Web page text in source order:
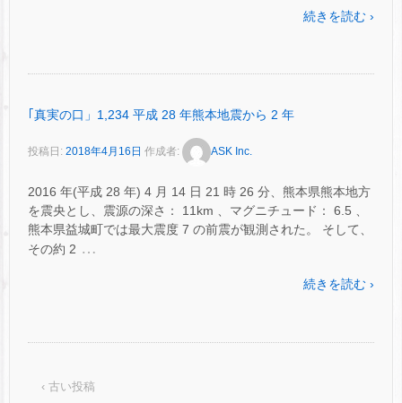
続きを読む ›
｢真実の口」1,234 平成 28 年熊本地震から 2 年
投稿日: 2018年4月16日 作成者: ASK Inc.
2016 年(平成 28 年) 4 月 14 日 21 時 26 分、熊本県熊本地方
を震央とし、震源の深さ： 11km 、マグニチュード： 6.5 、
熊本県益城町では最大震度 7 の前震が観測された。 そして、
その約 2 …
続きを読む ›
‹ 古い投稿